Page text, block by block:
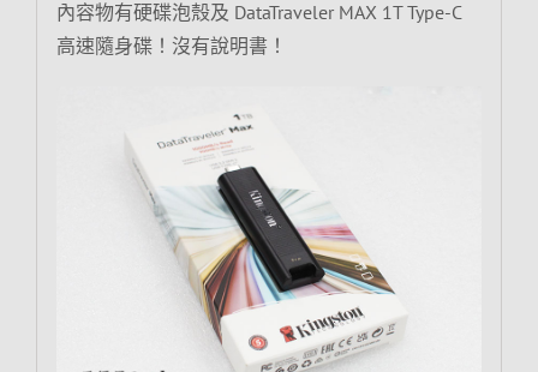
內容物有硬碟泡殼及 DataTraveler MAX 1T Type-C
高速隨身碟！沒有說明書！